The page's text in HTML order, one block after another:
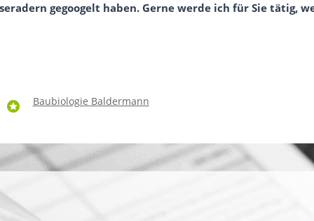
gegoogelt haben. Gerne werde ich für Sie tätig,
Baubiologie Baldermann